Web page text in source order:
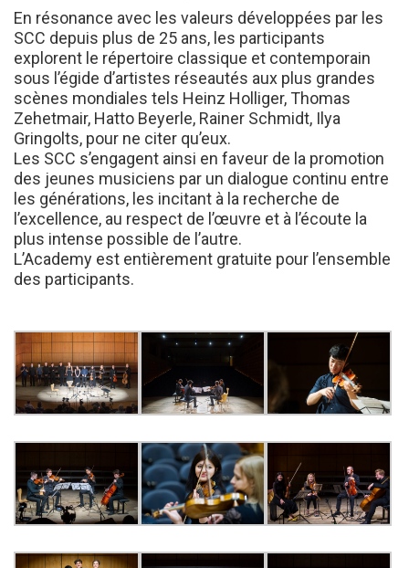
En résonance avec les valeurs développées par les
SCC depuis plus de 25 ans, les participants
explorent le répertoire classique et contemporain
sous l’égide d’artistes réseautés aux plus grandes
scènes mondiales tels Heinz Holliger, Thomas
Zehetmair, Hatto Beyerle, Rainer Schmidt, Ilya
Gringolts, pour ne citer qu’eux.
Les SCC s’engagent ainsi en faveur de la promotion
des jeunes musiciens par un dialogue continu entre
les générations, les incitant à la recherche de
l’excellence, au respect de l’œuvre et à l’écoute la
plus intense possible de l’autre.
L’Academy est entièrement gratuite pour l’ensemble
des participants.